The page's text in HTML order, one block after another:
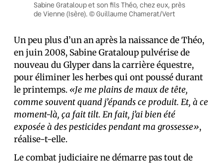
Sabine Grataloup et son fils Théo, chez eux, près
de Vienne (Isère). © Guillaume Chamerat/Vert
Un peu plus d’un an après la naissance de Théo,
en juin 2008, Sabine Grataloup pulvérise de
nouveau du Glyper dans la carrière équestre,
pour éliminer les herbes qui ont poussé durant
le printemps. «Je me plains de maux de tête,
comme souvent quand j’épands ce produit. Et, à ce
moment-là, ça fait tilt. En fait, j’ai bien été
exposée à des pesticides pendant ma grossesse»,
réalise-t-elle.
Le combat judiciaire ne démarre pas tout de